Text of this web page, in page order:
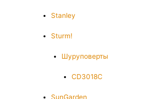
Stanley
Sturm!
Шуруповерты
CD3018C
SunGarden